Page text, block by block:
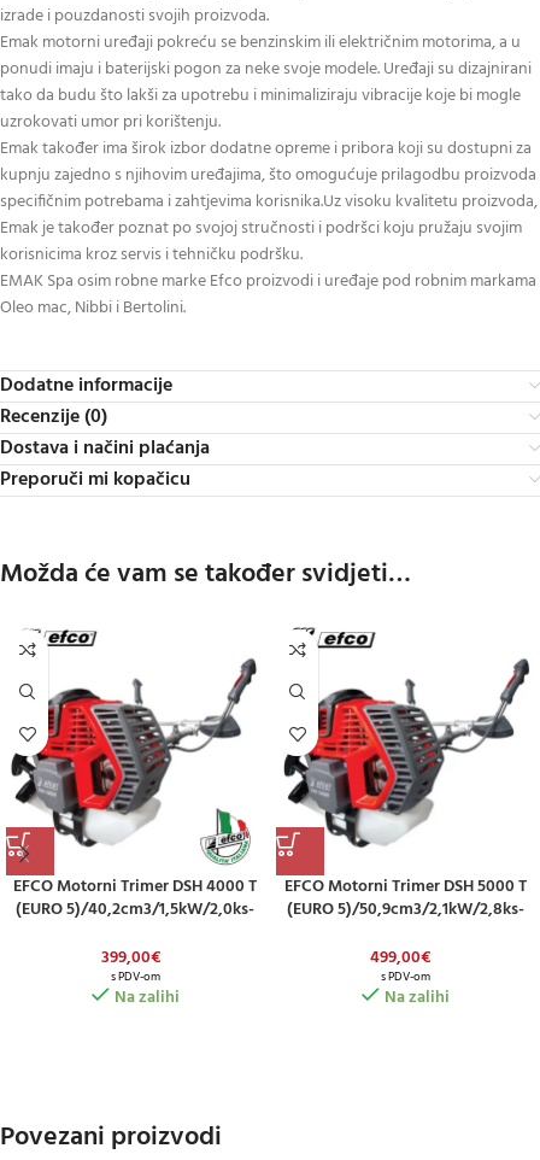
izrade i pouzdanosti svojih proizvoda.
Emak motorni uređaji pokreću se benzinskim ili električnim motorima, a u
ponudi imaju i baterijski pogon za neke svoje modele. Uređaji su dizajnirani
tako da budu što lakši za upotrebu i minimaliziraju vibracije koje bi mogle
uzrokovati umor pri korištenju.
Emak također ima širok izbor dodatne opreme i pribora koji su dostupni za
kupnju zajedno s njihovim uređajima, što omogućuje prilagodbu proizvoda
specifičnim potrebama i zahtjevima korisnika.Uz visoku kvalitetu proizvoda,
Emak je također poznat po svojoj stručnosti i podršci koju pružaju svojim
korisnicima kroz servis i tehničku podršku.
EMAK Spa osim robne marke Efco proizvodi i uređaje pod robnim markama
Oleo mac, Nibbi i Bertolini.
Dodatne informacije
Recenzije (0)
Dostava i načini plaćanja
Preporuči mi kopačicu
Možda će vam se također svidjeti…
EFCO Motorni Trimer DSH 4000 T
(EURO 5)/40,2cm3/1,5kW/2,0ks-
399,00€
s PDV-om
Na zalihi
EFCO Motorni Trimer DSH 5000 T
(EURO 5)/50,9cm3/2,1kW/2,8ks-
499,00€
s PDV-om
Na zalihi
Povezani proizvodi